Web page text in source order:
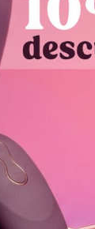
te gusten o
de